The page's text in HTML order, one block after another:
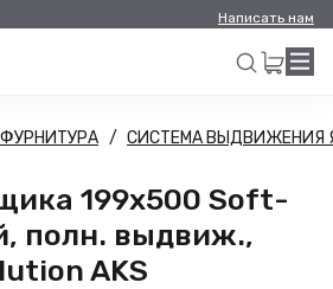
Написать нам
Искать
ФУРНИТУРА СИСТЕМА ВЫДВИЖЕНИЯ
199х500 Soft-
полн. выдвиж.,
AKS